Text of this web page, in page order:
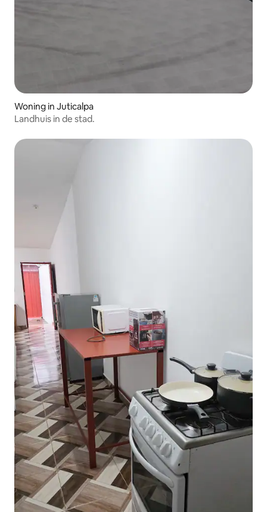
Woning in Juticalpa
Landhuis in de stad.